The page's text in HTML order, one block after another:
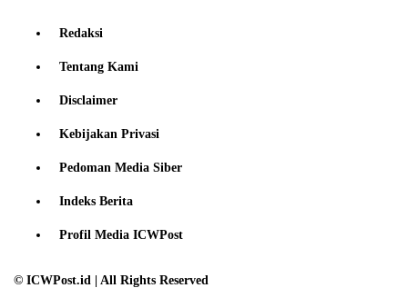
Redaksi
Tentang Kami
Disclaimer
Kebijakan Privasi
Pedoman Media Siber
Indeks Berita
Profil Media ICWPost
© ICWPost.id | All Rights Reserved